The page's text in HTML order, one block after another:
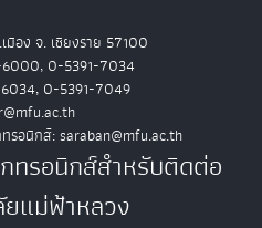
มือง จ. เชียงราย 57100
0-5391-7034
0-5391-7049
รอนิกส์: saraban@mfu.ac.th
ทรอนิกส์สำหรับติดต่อ
แม่ฟ้าหลวง